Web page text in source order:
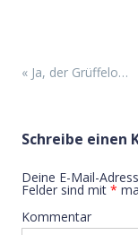
Beitrags-
« Ja, der Grüffelo…
Schreibe einen
Deine E-Mail-
Felder sind mit *
Kommentar